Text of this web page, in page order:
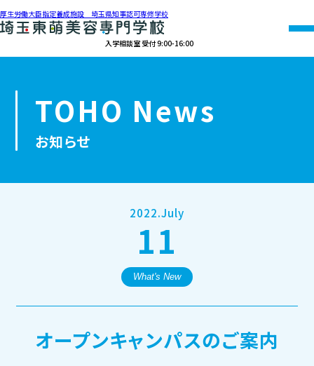
厚生労働大臣指定養成施設 埼玉県知事認可専修学校
入学相談室 受付 9:00-16:00
アクセス 資料請求
学校紹介
学科紹介
オープンキャンパス・個別相談
訪問者別メニュー
TOHO News
お知らせ
2022.July
11
What's New
オープンキャンパスのご案内